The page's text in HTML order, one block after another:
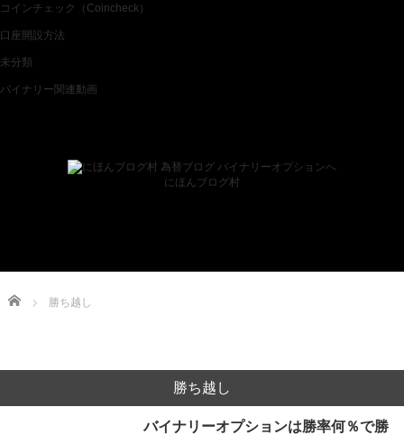
コインチェック（Coincheck）
口座開設方法
未分類
バイナリー関連動画
にほんブログ村
Home 勝ち越し
勝ち越し
バイナリーオプションは勝率何％で勝